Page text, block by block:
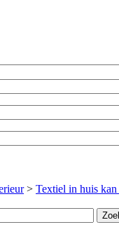
> Textiel in huis